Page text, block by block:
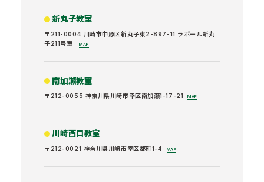
新丸子教室
〒211-0004 川崎市中原区新丸子東2-897-11 ラポール新丸
子211号室
MAP
南加瀬教室
〒212-0055 神奈川県川崎市幸区南加瀬1-17-21 MAP
川崎西口教室
〒212-0021 神奈川県川崎市幸区都町1-4 MAP